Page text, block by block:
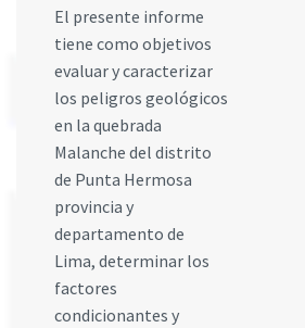
El presente informe
tiene como objetivos
evaluar y caracterizar
los peligros geológicos
en la quebrada
Malanche del distrito
de Punta Hermosa
provincia y
departamento de
Lima, determinar los
factores
condicionantes y